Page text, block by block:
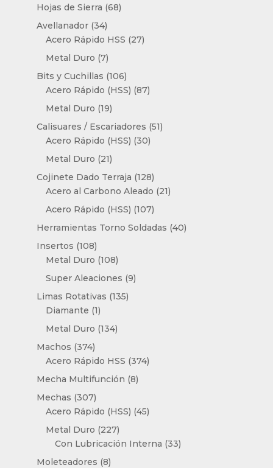
Hojas de Sierra 6868
Avellanador 3434
productos
Acero Rápido HSS 2727
Metal Duro 77
productos
Bits y Cuchillas 106106
productos
Acero Rápido (HSS) 8787
Metal Duro 1919
productos
Calisuares / Escariadores 5151
Acero Rápido (HSS) 3030
Metal Duro 2121
productos
Cojinete Dado Terraja 128128
productos
Acero al Carbono Aleado 2121
Acero Rápido (HSS) 107107
productos
Herramientas Torno Soldadas 4040
Insertos 108108
productos
Metal Duro 108108
productos
Super Aleaciones 99
Limas Rotativas 135135
Diamante 11
producto
Metal Duro 134134
Machos 374374
productos
Acero Rápido HSS 374374
Mecha Multifunción 88
Mechas 307307
productos
Acero Rápido (HSS) 4545
Metal Duro 227227
productos
Con Lubricación Interna 3333
Moleteadores 88